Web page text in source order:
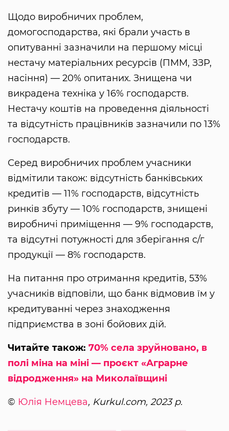
Щодо виробничих проблем,
домогосподарства, які брали участь в
опитуванні зазначили на першому місці
нестачу матеріальних ресурсів (ПММ, ЗЗР,
насіння) — 20% опитаних. Знищена чи
викрадена техніка у 16% господарств.
Нестачу коштів на проведення діяльності
та відсутність працівників зазначили по 13%
господарств.
Серед виробничих проблем учасники
відмітили також: відсутність банківських
кредитів — 11% господарств, відсутність
ринків збуту — 10% господарств, знищені
виробничі приміщення — 9% господарств,
та відсутні потужності для зберігання с/г
продукції — 8% господарств.
На питання про отримання кредитів, 53%
учасників відповіли, що банк відмовив їм у
кредитуванні через знаходження
підприємства в зоні бойових дій.
Читайте також: 70% села зруйновано, в
полі міна на міні — проєкт «Аграрне
відродження» на Миколаївщині
© Юлія Немцева, Kurkul.com, 2023 р.